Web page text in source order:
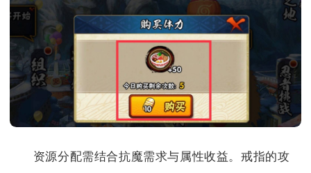
资源分配需结合抗魔需求与属性收益。戒指的攻